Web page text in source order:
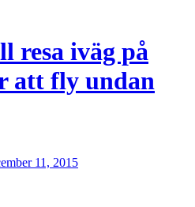
resa iväg på
att fly undan
11, 2015